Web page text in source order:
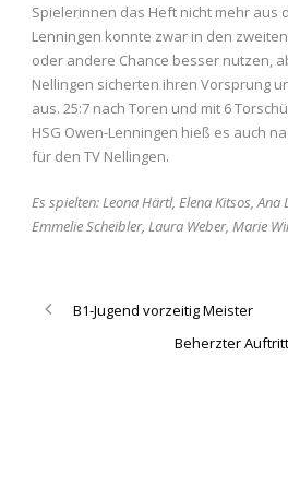
Spielerinnen das Heft nicht mehr aus
Lenningen konnte zwar in den
oder andere Chance besser nutzen,
Nellingen sicherten ihren Vorsprung
aus. 25:7 nach Toren und mit 6
HSG Owen-Lenningen hieß es auch
für den TV Nellingen.
Es spielten: Leona Härtl, Elena Kitsos, Ana
Emmelie Scheibler, Laura Weber, Marie
B1-Jugend vorzeitig Meister
Beherzter